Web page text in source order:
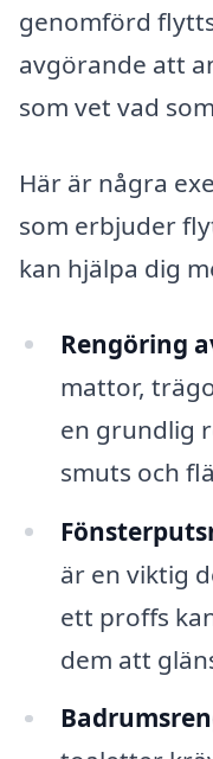
genomförd
avgörande att
som vet vad
Här är några
som erbjuder
kan hjälpa dig
Rengöring
mattor,
en grundlig
smuts och
är en viktig
ett proffs
dem att